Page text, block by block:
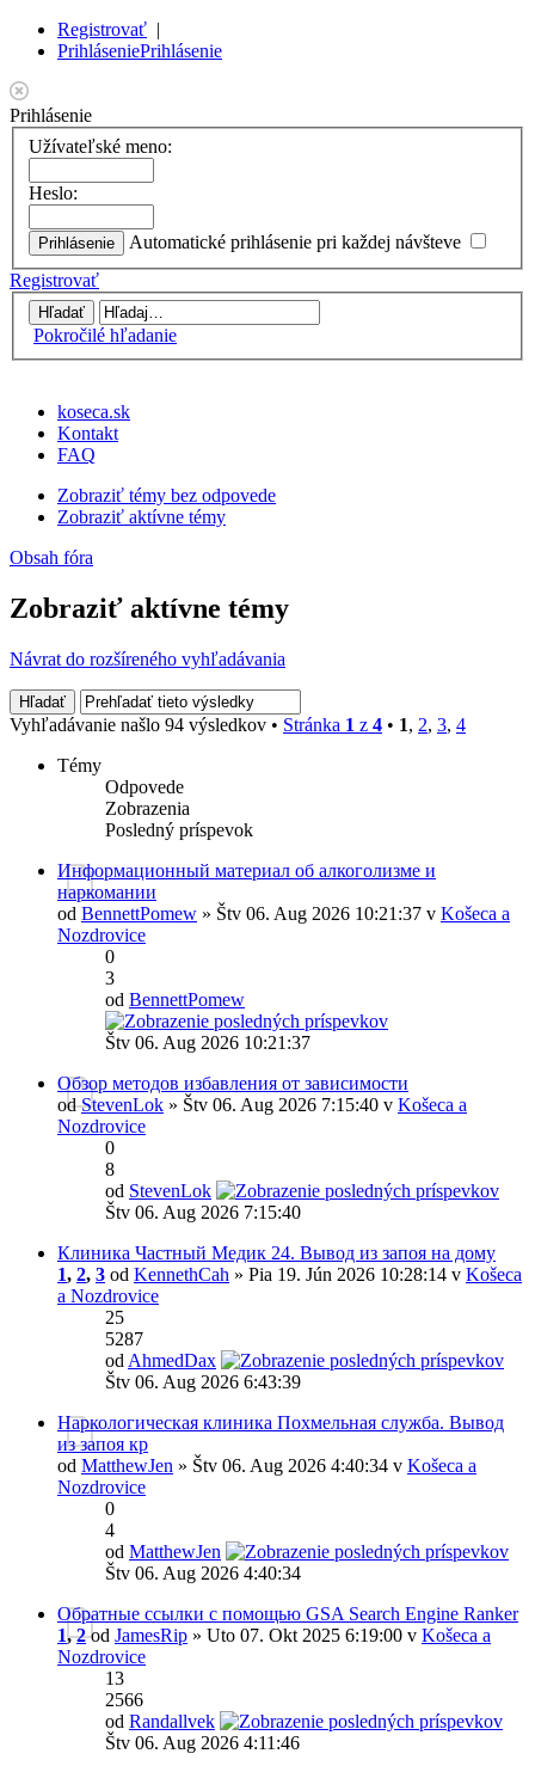
Registrovať |
PrihláseniePrihlásenie
Prihlásenie
Užívateľské meno:
Heslo:
Automatické prihlásenie pri každej návšteve
Registrovať
Pokročilé hľadanie
koseca.sk
Kontakt
FAQ
Zobraziť témy bez odpovede
Zobraziť aktívne témy
Obsah fóra
Zobraziť aktívne témy
Návrat do rozšíreného vyhľadávania
Vyhľadávanie našlo 94 výsledkov • Stránka 1 z 4 • 1, 2, 3, 4
Témy
Odpovede
Zobrazenia
Posledný príspevok
Информационный материал об алкоголизме и
наркомании
od BennettPomew » Štv 06. Aug 2026 10:21:37 v Košeca a
Nozdrovice
0
3
od BennettPomew
Štv 06. Aug 2026 10:21:37
Обзор методов избавления от зависимости
odStevenLok » Štv 06. Aug 2026 7:15:40 v Košeca a
Nozdrovice
0
8
od StevenLok
Štv 06. Aug 2026 7:15:40
Клиника Частный Медик 24. Вывод из запоя на дому
1, 2, 3 od KennethCah » Pia 19. Jún 2026 10:28:14 v Košeca
a Nozdrovice
25
5287
od AhmedDax
Štv 06. Aug 2026 6:43:39
Наркологическая клиника Похмельная служба. Вывод
из запоя кр
od MatthewJen » Štv 06. Aug 2026 4:40:34 v Košeca a
Nozdrovice
0
4
od MatthewJen
Štv 06. Aug 2026 4:40:34
Обратные ссылки с помощью GSA Search Engine Ranker
1,2od JamesRip » Uto 07. Okt 2025 6:19:00 v Košeca a
Nozdrovice
13
2566
od Randallvek
Štv 06. Aug 2026 4:11:46